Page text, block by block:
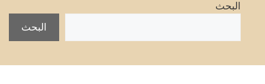
البحث
البحث